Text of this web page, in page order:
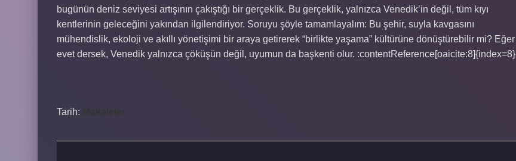
bugünün deniz seviyesi artışının çakıştığı bir gerçeklik. Bu gerçeklik, yalnızca Venedik’in değil, tüm kıyı
kentlerinin geleceğini yakından ilgilendiriyor. Soruyu şöyle tamamlayalım: Bu şehir, suyla kavgasını
mühendislik, ekoloji ve akıllı yönetişimi bir araya getirerek “birlikte yaşama” kültürüne dönüştürebilir mi? Eğer
evet dersek, Venedik yalnızca çöküşün değil, uyumun da başkenti olur. :contentReference[oaicite:8]{index=8}
Tarih: Makaleler